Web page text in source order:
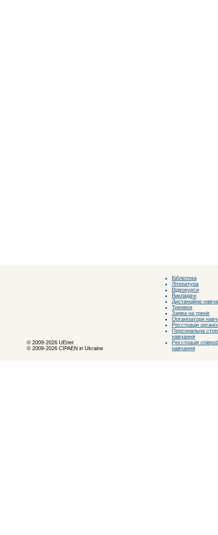
© 2009-2026 UEnet
© 2009-2026 CIPAEN in Ukraine
Бібліотека
Література
Відеокурси
Викладачі
Дистанційне
Тренінги
Заява на треніг
Організатори
Реєстрація
Персональна
навчання
Реєстрація
навчання